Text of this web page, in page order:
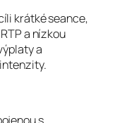
krátké seance,
a nízkou
a